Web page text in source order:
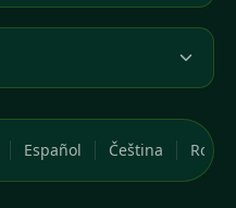
Español Čeština